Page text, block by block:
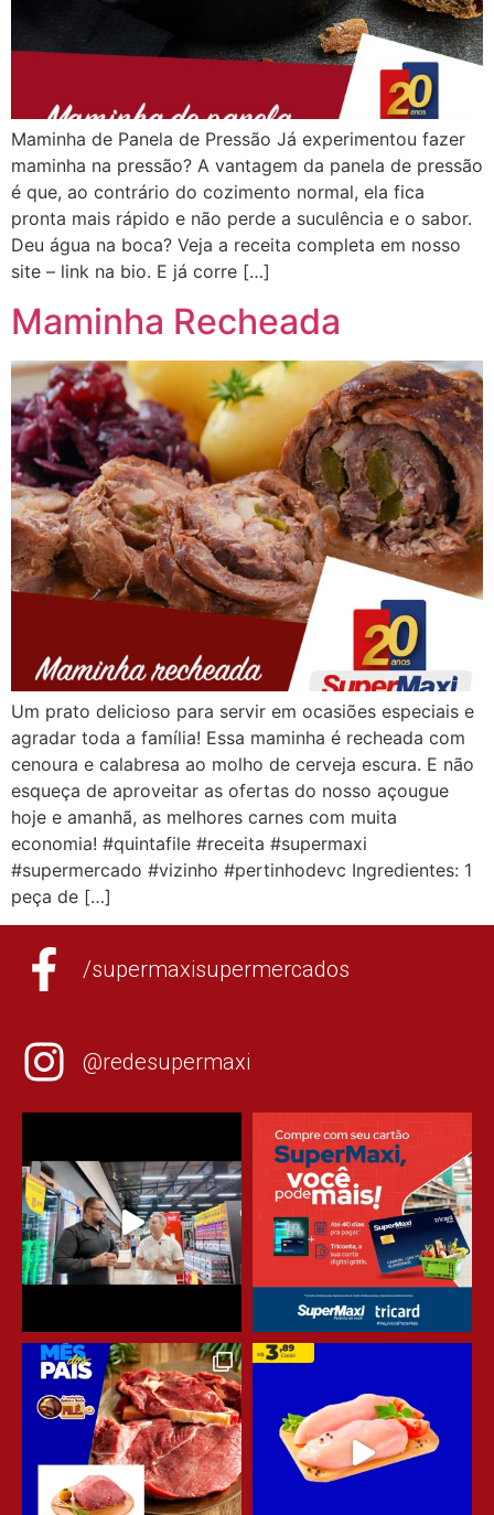
Maminha de Panela de Pressão Já experimentou fazer
maminha na pressão? A vantagem da panela de pressão
é que, ao contrário do cozimento normal, ela fica
pronta mais rápido e não perde a suculência e o sabor.
Deu água na boca? Veja a receita completa em nosso
site – link na bio. E já corre […]
Maminha Recheada
Um prato delicioso para servir em ocasiões especiais e
agradar toda a família! Essa maminha é recheada com
cenoura e calabresa ao molho de cerveja escura. E não
esqueça de aproveitar as ofertas do nosso açougue
hoje e amanhã, as melhores carnes com muita
economia! #quintafile #receita #supermaxi
#supermercado #vizinho #pertinhodevc Ingredientes: 1
peça de […]
/supermaxisupermercados
@redesupermaxi